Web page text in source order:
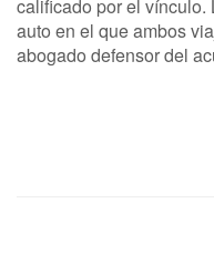
calificado por el vínculo.
auto en el que ambos
abogado defensor del